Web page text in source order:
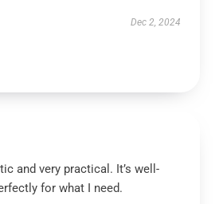
Dec 2, 2024
and very practical. It’s well-
for what I need.